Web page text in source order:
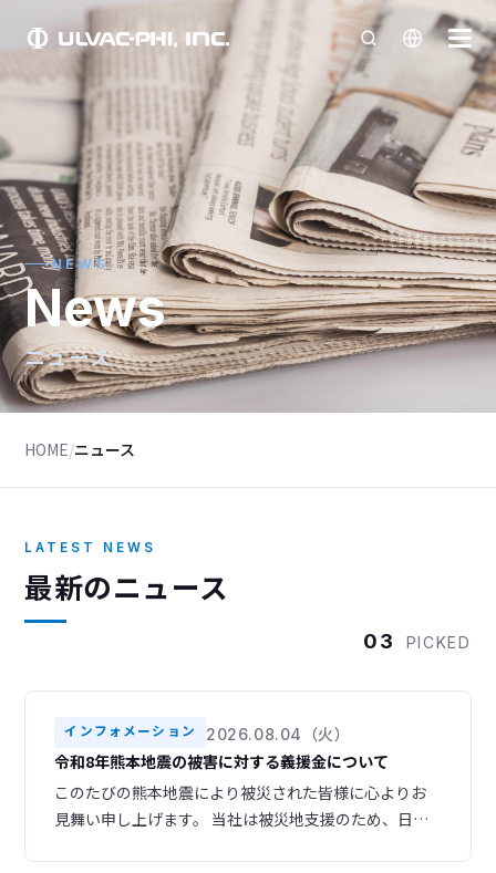
NEWS
News
ニュース
HOME/ニュース
LATEST NEWS
最新のニュース
03 PICKED
インフォメーション 2026.08.04（火）
令和8年熊本地震の被害に対する義援金について
このたびの熊本地震により被災された皆様に心よりお
見舞い申し上げます。 当社は被災地支援のため、日本